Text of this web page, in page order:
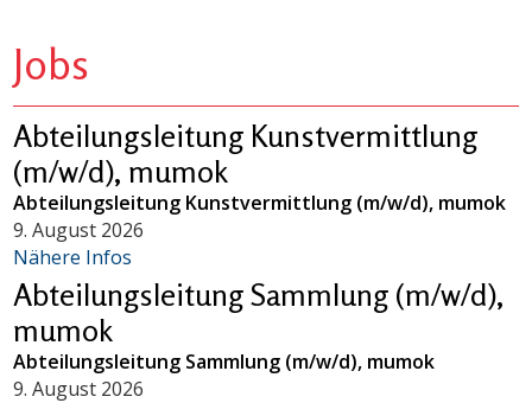
Jobs
Abteilungsleitung Kunstvermittlung
(m/w/d), mumok
Abteilungsleitung Kunstvermittlung (m/w/d), mumok
9. August 2026
Nähere Infos
Abteilungsleitung Sammlung (m/w/d),
mumok
Abteilungsleitung Sammlung (m/w/d), mumok
9. August 2026